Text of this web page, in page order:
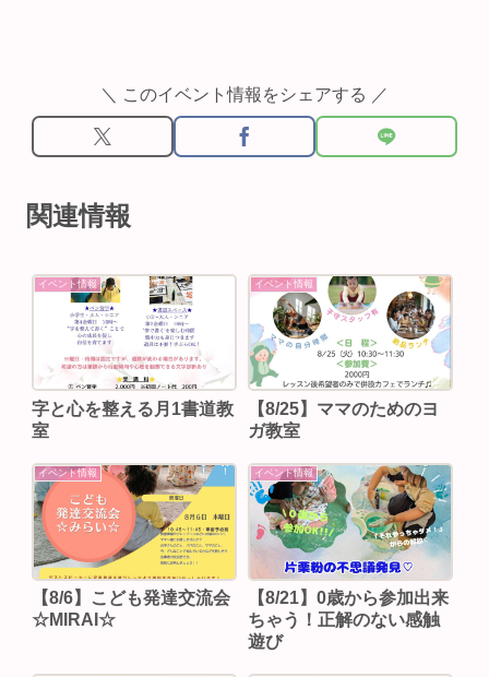
＼ このイベント情報をシェアする ／
関連情報
イベント情報
字と心を整える月1書道教
室
イベント情報
【8/25】ママのためのヨ
ガ教室
イベント情報
【8/6】こども発達交流会
☆MIRAI☆
イベント情報
【8/21】0歳から参加出来
ちゃう！正解のない感触
遊び